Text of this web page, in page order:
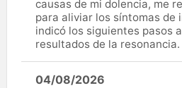
causas de mi dolencia, me
para aliviar los síntomas de
indicó los siguientes pasos
resultados de la resonancia.
04/08/2026